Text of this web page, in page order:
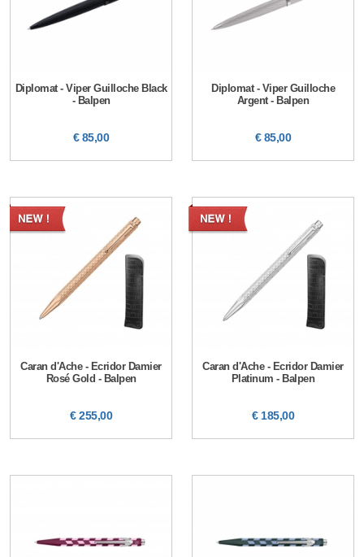
Diplomat - Viper Guilloche Black
- Balpen
€ 85,00
Diplomat - Viper Guilloche
Argent - Balpen
€ 85,00
Caran d'Ache - Ecridor Damier
Rosé Gold - Balpen
€ 255,00
Caran d'Ache - Ecridor Damier
Platinum - Balpen
€ 185,00